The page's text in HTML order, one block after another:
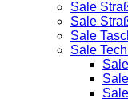
Sale
Sale
Sale
Sale